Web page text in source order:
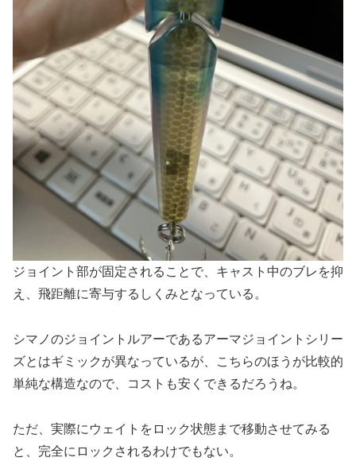
ジョイント部が固定されることで、キャスト中のブレを抑
え、飛距離に寄与するしくみとなっている。
シマノのジョイントルアーであるアーマジョイントシリー
ズとはギミックが異なっているが、こちらのほうが比較的
単純な構造なので、コストも安くできるだろうね。
ただ、実際にウェイトをロック状態まで移動させてみる
と、完全にロックされるわけでもない。